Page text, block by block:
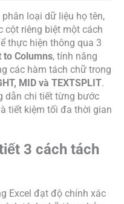
loại dữ liệu họ tên,
cột riêng biệt một cách
thực hiện thông qua 3
to Columns, tính năng
các hàm tách chữ trong
MID và TEXTSPLIT.
dẫn chi tiết từng bước
tiết kiệm tối đa thời gian
3 cách tách
Excel đạt độ chính xác